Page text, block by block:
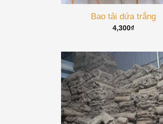
Bao tải dứa trắng
4,300₫